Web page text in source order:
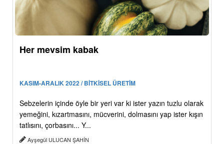
Her mevsim kabak
KASIM-ARALIK 2022 / BİTKİSEL ÜRETİM
Sebzelerin içinde öyle bir yeri var ki ister yazın tuzlu olarak
yemeğini, kızartmasını, mücverini, dolmasını yap ister kışın
tatlısını, çorbasını... Y...
Ayşegül ULUCAN ŞAHİN